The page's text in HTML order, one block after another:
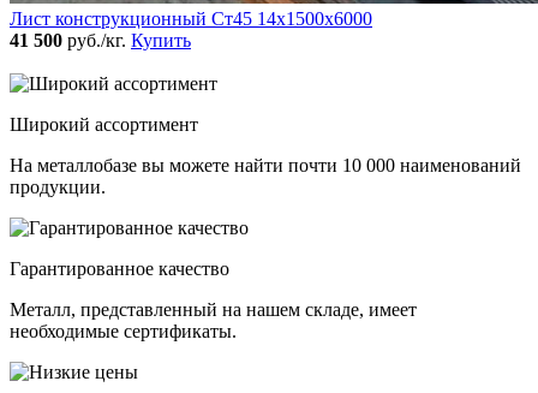
Лист конструкционный Ст45 14х1500х6000
41 500 руб./кг. Купить
Широкий ассортимент
На металлобазе вы можете найти почти 10 000 наименований
продукции.
Гарантированное качество
Металл, представленный на нашем складе, имеет
необходимые сертификаты.